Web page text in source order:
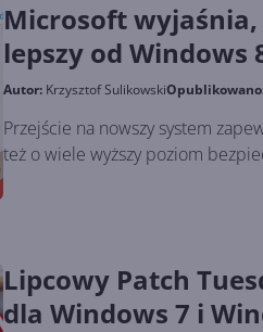
Microsoft wyjaśnia,
lepszy od Windows
Autor: Krzysztof Sulikowski
Przejście na nowszy system
też o wiele wyższy poziom
Lipcowy Patch
dla Windows 7 i